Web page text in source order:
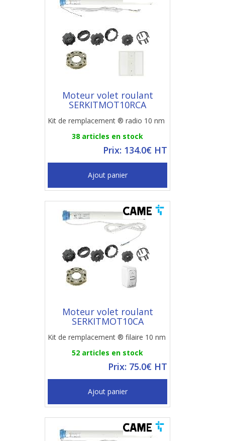
Moteur volet roulant
SERKITMOT10RCA
Kit de remplacement ® radio 10 nm
38 articles en stock
Prix: 134.0€ HT
Ajout panier
Moteur volet roulant
SERKITMOT10CA
Kit de remplacement ® filaire 10 nm
52 articles en stock
Prix: 75.0€ HT
Ajout panier